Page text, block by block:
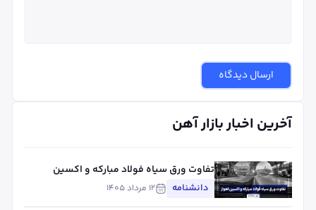
ارسال دیدگاه
آخرین اخبار بازار آهن
تفاوت ورق سیاه فولاد مبارکه و اکسین
اهواز؛ مقایسه کیفیت، کاربرد و قیمت
دانشنامه ۱۲ مرداد ۱۴۰۵